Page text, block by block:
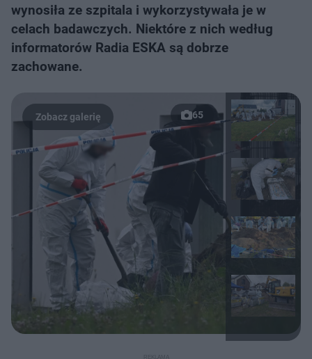
wynosiła ze szpitala i wykorzystywała je w
celach badawczych. Niektóre z nich według
informatorów Radia ESKA są dobrze
zachowane.
65